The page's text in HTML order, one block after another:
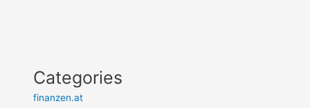
Categories
finanzen.at